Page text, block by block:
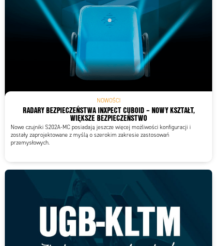
NOWOŚCI
RADARY BEZPIECZEŃSTWA INXPECT CUBOID – NOWY KSZTAŁT,
WIĘKSZE BEZPIECZEŃSTWO
Nowe czujniki S202A-MC posiadają jeszcze więcej możliwości konfiguracji i
zostały zaprojektowane z myślą o szerokim zakresie zastosowań
przemysłowych.